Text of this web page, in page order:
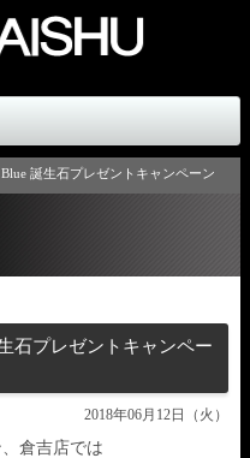
Blue 誕生石プレゼントキャンペーン
石プレゼントキャンペー
2018年06月12日（火）
倉吉店では